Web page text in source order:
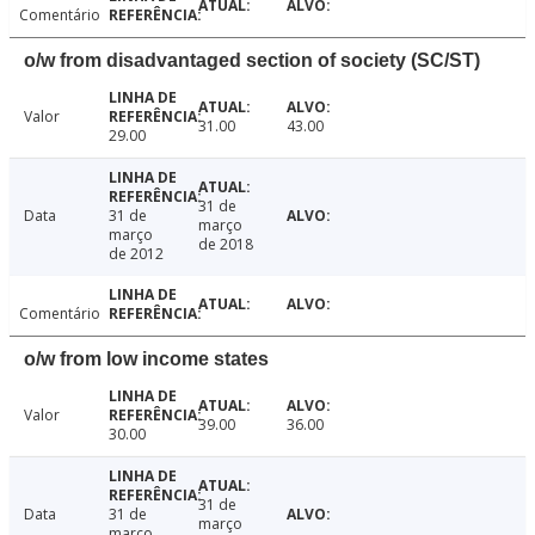
Comentário
o/w from disadvantaged section of society (SC/ST)
Valor
29.00
31.00 43.00
Data
31 de
março
de 2012
31 de
março
de 2018
Comentário
o/w from low income states
Valor
30.00
39.00 36.00
Data
31 de
31 de
março